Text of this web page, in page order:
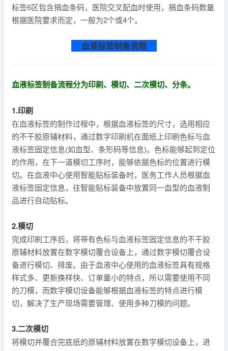
标签6区包含捐血条码，医院交叉配血时使用，捐血条码数量
根据医院要求而定，一般为2个或4个。
血液标签制备流程
血液标签制备流程分为印刷、模切、二次模切、分条。
1.印刷
在血液标签的制作过程中，根据血液标签的尺寸，选用相应
的不干胶原辅材料，通过数字印刷机在面纸上印刷色标与血
液标签固定信息(如血型、条形码等信息)。色标能够起到定位
的作用，在下一道模切工序时，能够依据色标的位置进行模
切。在血液中心使用智能贴标装备时，医务工作人员根据血
液标签固定信息，往智能贴标装备中放置同一血型的血液制
品进行自动贴标。
2.模切
完成印刷工序后，将带有色标与血液标签固定信息的不干胶
原辅材料放置在数字模切覆合设备上，通过数字模切覆合设
备进行模切、排废。由于血液中心使用的血液标签具有规格
样式多、更新换样快、订单量小的特点，所以需要使用不同
的刀模，而数字模切设备能够根据血液标签的特点进行模
切，解决了生产现场需要管理、使用多种刀模的问题。
3.二次模切
将模切并覆合完底纸的原辅材料放置在数字模切设备上，进